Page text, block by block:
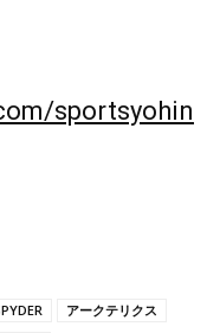
sportsyohin
アークテリクス